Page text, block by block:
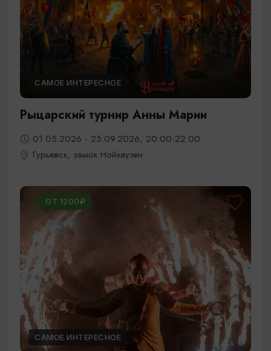
САМОЕ ИНТЕРЕСНОЕ
Рыцарский турнир Анны Марии
01.05.2026 - 25.09.2026, 20:00-22:00
Гурьевск, замок Нойхаузен
ОТ 1200₽
САМОЕ ИНТЕРЕСНОЕ